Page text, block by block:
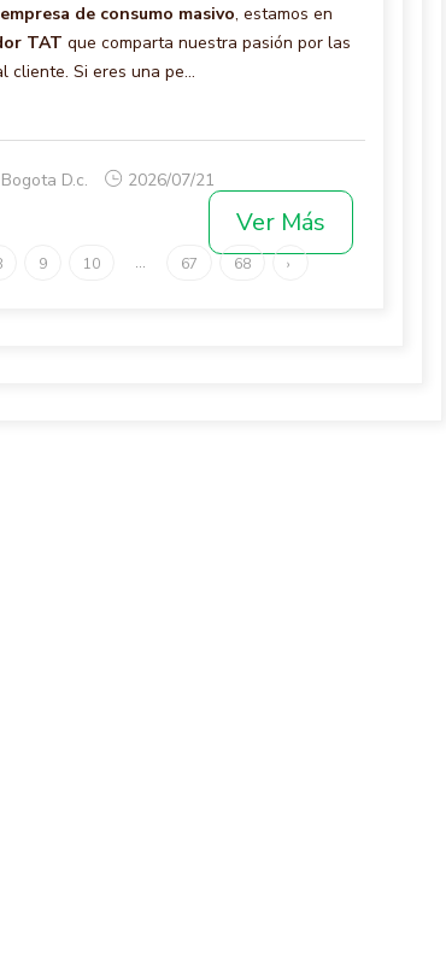
de consumo masivo, estamos en
TAT que comparta nuestra pasión por las
cliente. Si eres una pe...
D.c. 2026/07/21
Ver Más
9 10 ... 67 68 ›